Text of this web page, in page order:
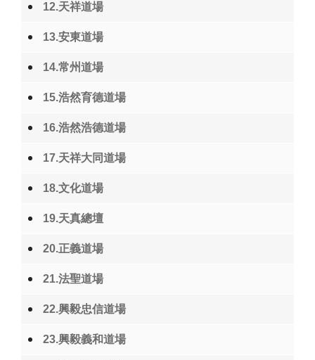
12.天祥道場
13.安東道場
14.常州道場
15.浩然育德道場
16.浩然浩德道場
17.天祥大同道場
18.文化道場
19.天真總壇
20.正義道場
21.法聖道場
22.興毅忠信道場
23.興毅義和道場